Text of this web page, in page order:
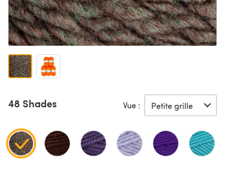
48 Shades Vue :